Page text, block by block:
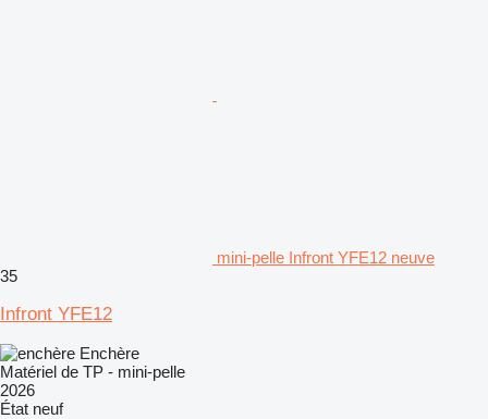
mini-pelle Infront YFE12 neuve
35
Infront YFE12
Enchère
Matériel de TP - mini-pelle
2026
État neuf